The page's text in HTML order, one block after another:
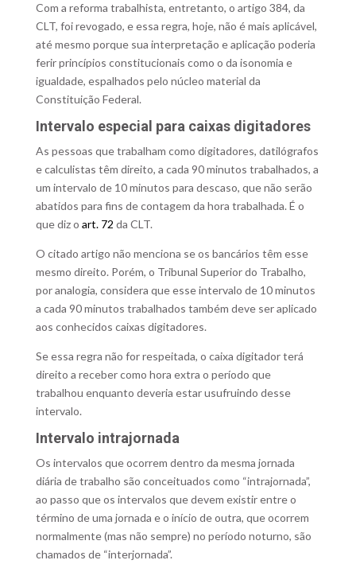
Com a reforma trabalhista, entretanto, o artigo 384, da
CLT, foi revogado, e essa regra, hoje, não é mais aplicável,
até mesmo porque sua interpretação e aplicação poderia
ferir princípios constitucionais como o da isonomia e
igualdade, espalhados pelo núcleo material da
Constituição Federal.
Intervalo especial para caixas digitadores
As pessoas que trabalham como digitadores, datilógrafos
e calculistas têm direito, a cada 90 minutos trabalhados, a
um intervalo de 10 minutos para descaso, que não serão
abatidos para fins de contagem da hora trabalhada. É o
que diz o art. 72 da CLT.
O citado artigo não menciona se os bancários têm esse
mesmo direito. Porém, o Tribunal Superior do Trabalho,
por analogia, considera que esse intervalo de 10 minutos
a cada 90 minutos trabalhados também deve ser aplicado
aos conhecidos caixas digitadores.
Se essa regra não for respeitada, o caixa digitador terá
direito a receber como hora extra o período que
trabalhou enquanto deveria estar usufruindo desse
intervalo.
Intervalo intrajornada
Os intervalos que ocorrem dentro da mesma jornada
diária de trabalho são conceituados como “intrajornada”,
ao passo que os intervalos que devem existir entre o
término de uma jornada e o início de outra, que ocorrem
normalmente (mas não sempre) no período noturno, são
chamados de “interjornada”.